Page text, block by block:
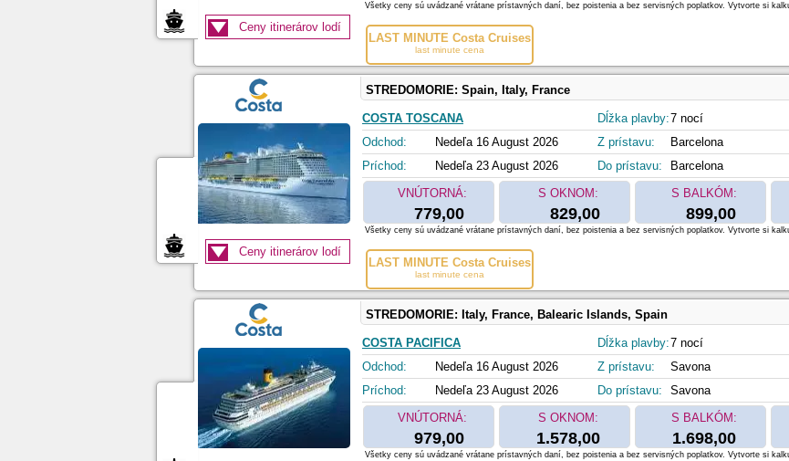
LAST MINUTE Costa Cruises
last minute cena
Ceny itinerárov lodí
Všetky ceny sú uvádzané vrátane prístavných daní, bez poistenia a bez servisných poplatkov. Vytvorte si
STREDOMORIE: Spain, Italy, France
COSTA TOSCANA
Odchod:
Nedeľa 16 August 2026
Príchod:
Nedeľa 23 August 2026
Dĺžka plavby:7 nocí
Z prístavu:
Barcelona
Do prístavu:
Barcelona
VNÚTORNÁ:
779,00
S OKNOM:
829,00
S BALKÓM:
899,00
LAST MINUTE Costa Cruises
last minute cena
Ceny itinerárov lodí
Všetky ceny sú uvádzané vrátane prístavných daní, bez poistenia a bez servisných poplatkov. Vytvorte si
STREDOMORIE: Italy, France, Balearic Islands, Spain
COSTA PACIFICA
Odchod:
Nedeľa 16 August 2026
Príchod:
Nedeľa 23 August 2026
Dĺžka plavby:7 nocí
Z prístavu:
Savona
Do prístavu:
Savona
VNÚTORNÁ:
979,00
S OKNOM:
1.578,00
S BALKÓM:
1.698,00
Všetky ceny sú uvádzané vrátane prístavných daní, bez poistenia a bez servisných poplatkov. Vytvorte si